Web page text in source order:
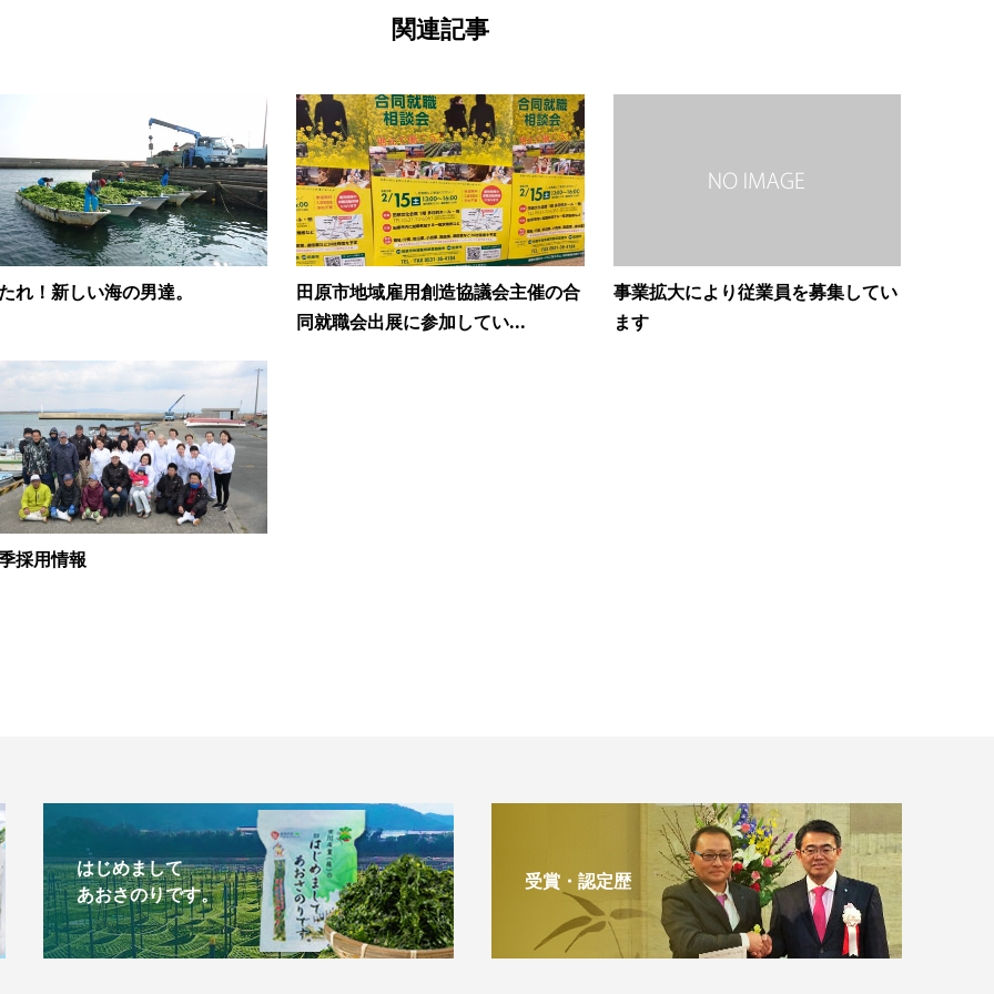
関連記事
れ！新しい海の男達。
田原市地域雇用創造協議会主催の合
同就職会出展に参加してい...
事業拡大により従業員を募集してい
ます
採用情報
はじめまして
あおさのりです。
受賞・認定歴